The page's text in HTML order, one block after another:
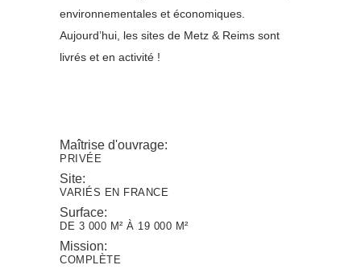
environnementales et économiques.
Aujourd’hui, les sites de Metz & Reims sont
livrés et en activité !
Maîtrise d'ouvrage:
PRIVÉE
Site:
VARIÉS EN FRANCE
Surface:
DE 3 000 M² À 19 000 M²
Mission:
COMPLÈTE